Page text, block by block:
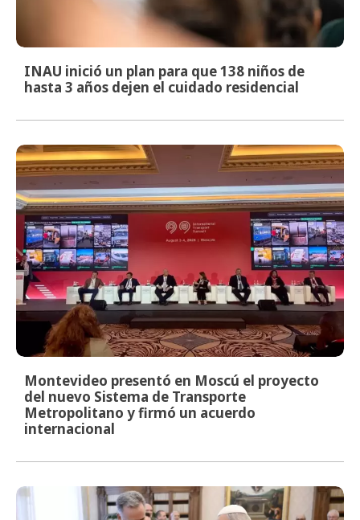
INAU inició un plan para que 138 niños de
hasta 3 años dejen el cuidado residencial
Montevideo presentó en Moscú el proyecto
del nuevo Sistema de Transporte
Metropolitano y firmó un acuerdo
internacional